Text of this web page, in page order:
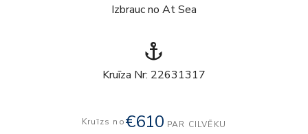
Izbrauc no At Sea
anchor
Kruīza Nr: 22631317
Kruīzs no€610 PAR CILVĒKU